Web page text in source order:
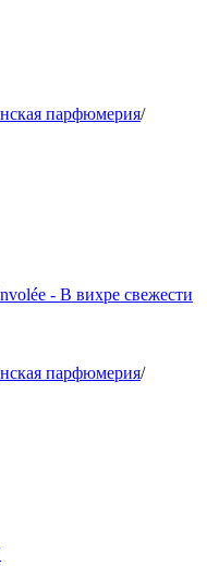
парфюмерия/
- В вихре свежести
парфюмерия/